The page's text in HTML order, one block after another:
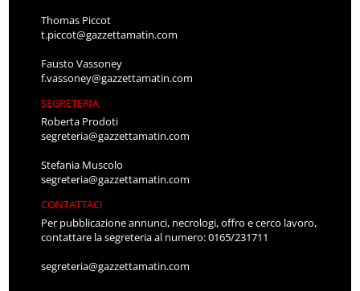
Thomas Piccot
t.piccot@gazzettamatin.com
Fausto Vassoney
f.vassoney@gazzettamatin.com
SEGRETERIA
Roberta Prodoti
segreteria@gazzettamatin.com
Stefania Muscolo
segreteria@gazzettamatin.com
CONTATTACI
Per pubblicazione annunci, necrologi, offro e cerco lavoro,
contattare la segreteria al numero: 0165/231711
segreteria@gazzettamatin.com